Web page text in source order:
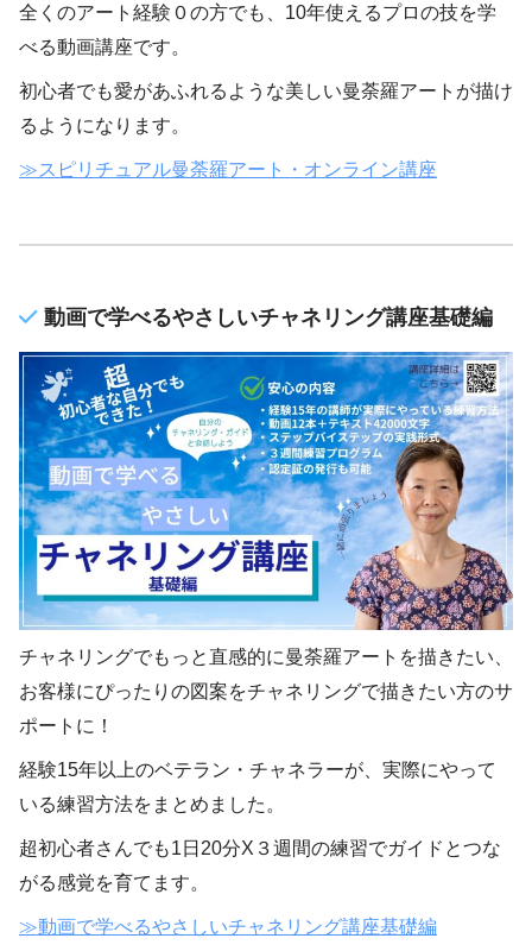
全くのアート経験０の方でも、10年使えるプロの技を学
べる動画講座です。
初心者でも愛があふれるような美しい曼荼羅アートが描け
るようになります。
≫スピリチュアル曼荼羅アート・オンライン講座
動画で学べるやさしいチャネリング講座基礎編
チャネリングでもっと直感的に曼荼羅アートを描きたい、
お客様にぴったりの図案をチャネリングで描きたい方のサ
ポートに！
経験15年以上のベテラン・チャネラーが、実際にやって
いる練習方法をまとめました。
超初心者さんでも1 日 20分X ３週間の練習でガイドとつな
がる感覚を育てます。
≫動画で学べるやさしいチャネリング講座基礎編